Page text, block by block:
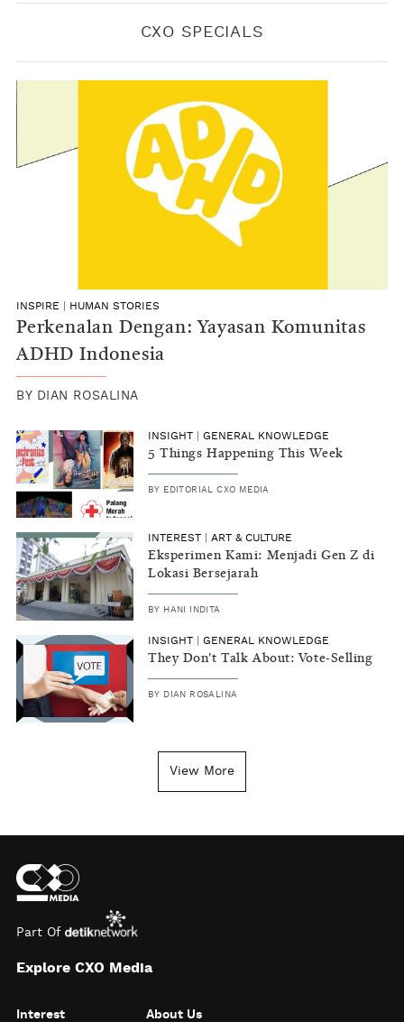
CXO SPECIALS
INSPIRE HUMAN STORIES
Perkenalan Dengan: Yayasan Komunitas
ADHD Indonesia
BY DIAN ROSALINA
INSIGHT GENERAL KNOWLEDGE
5 Things Happening This Week
BY EDITORIAL CXO MEDIA
INTEREST ART & CULTURE
Eksperimen Kami: Menjadi Gen Z di
Lokasi Bersejarah
BY HANI INDITA
INSIGHT GENERAL KNOWLEDGE
They Don't Talk About: Vote-Selling
BY DIAN ROSALINA
View More
Part Of
Explore CXO Media
Interest About Us